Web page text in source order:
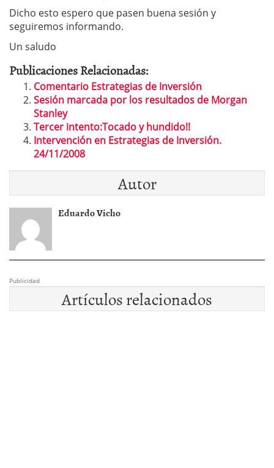
Dicho esto espero que pasen buena sesión y
seguiremos informando.
Un saludo
Publicaciones Relacionadas:
Comentario Estrategias de Inversión
Sesión marcada por los resultados de Morgan
Stanley
Tercer intento:Tocado y hundido!!
Intervención en Estrategias de Inversión.
24/11/2008
Autor
Eduardo Vicho
Publicidad
Artículos relacionados